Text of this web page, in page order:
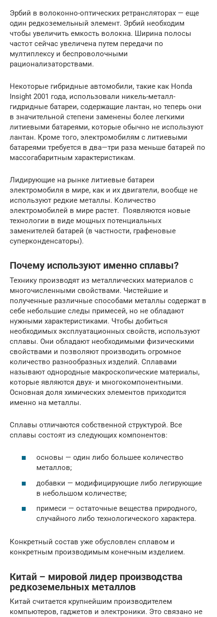
Эрбий в волоконно-оптических ретрансляторах — еще
один редкоземельный элемент. Эрбий необходим
чтобы увеличить емкость волокна. Ширина полосы
частот сейчас увеличена путем передачи по
мултиплексу и беспроволочными
рационализаторствами.
Некоторые гибридные автомобили, такие как Honda
Insight 2001 года, использовали никель-металл-
гидридные батареи, содержащие лантан, но теперь они
в значительной степени заменены более легкими
литиевыми батареями, которые обычно не используют
лантан. Кроме того, электромобилям с литиевыми
батареями требуется в два—три раза меньше батарей по
массогабаритным характеристикам.
Лидирующие на рынке литиевые батареи
электромобиля в мире, как и их двигатели, вообще не
используют редкие металлы. Количество
электромобилей в мире растет. Появляются новые
технологии в виде мощных потенциальных
заменителей батарей (в частности, графеновые
суперконденсаторы).
Почему используют именно сплавы?
Технику производят из металлических материалов с
многочисленными свойствами. Чистейшие и
полученные различные способами металлы содержат в
себе небольшие следы примесей, но не обладают
нужными характеристиками. Чтобы добиться
необходимых эксплуатационных свойств, используют
сплавы. Они обладают необходимыми физическими
свойствами и позволяют производить огромное
количество разнообразных изделий. Сплавами
называют однородные макроскопические материалы,
которые являются двух- и многокомпонентными.
Основная доля химических элементов приходится
именно на металлы.
Сплавы отличаются собственной структурой. Все
сплавы состоят из следующих компонентов:
основы — один либо большее количество
металлов;
добавки — модифицирующие либо легирующие
в небольшом количестве;
примеси — остаточные вещества природного,
случайного либо технологического характера.
Конкретный состав уже обусловлен сплавом и
конкретным производимым конечным изделием.
Китай – мировой лидер производства
редкоземельных металлов
Китай считается крупнейшим производителем
компьютеров, гаджетов и электроники. Это связано не